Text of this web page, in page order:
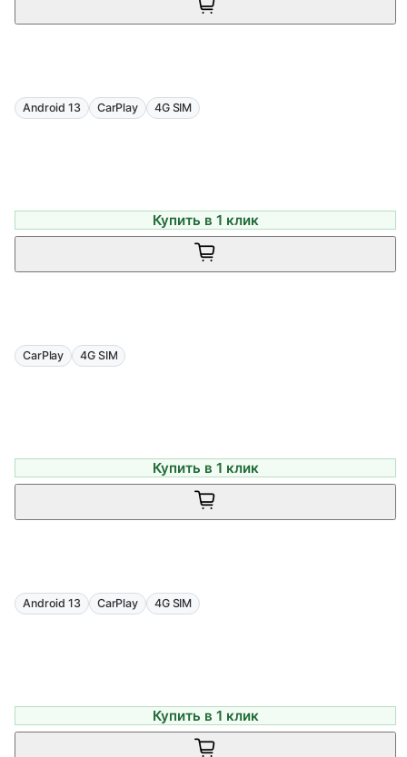
Android 13 CarPlay 4G SIM
Купить в 1 клик
CarPlay 4G SIM
Купить в 1 клик
Android 13 CarPlay 4G SIM
Купить в 1 клик